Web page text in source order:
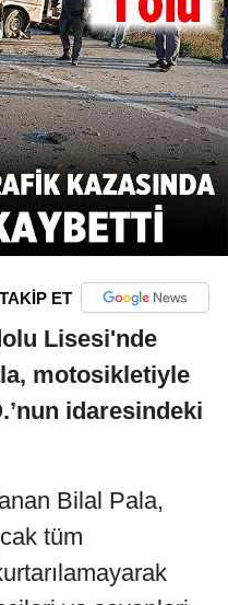
TAKİP ET
Lisesi'nde
motosikletiyle
idaresindeki
Bilal Pala,
tüm